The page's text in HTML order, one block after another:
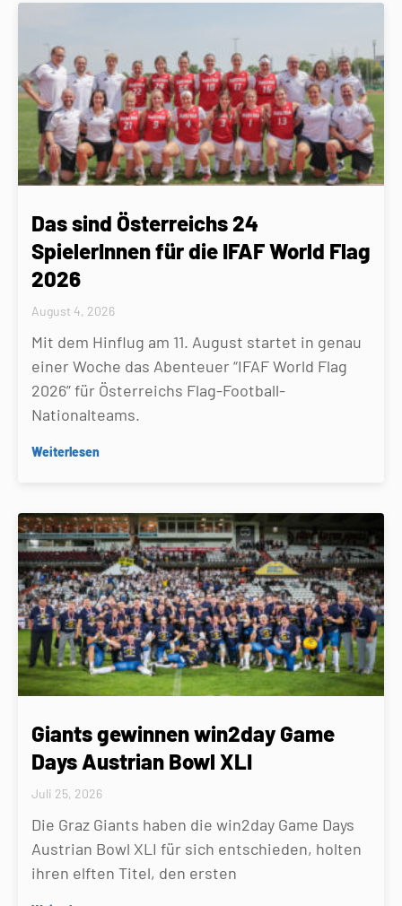
Das sind Österreichs 24
SpielerInnen für die IFAF World Flag
2026
August 4, 2026
Mit dem Hinflug am 11. August startet in genau
einer Woche das Abenteuer “IFAF World Flag
2026” für Österreichs Flag-Football-
Nationalteams.
Weiterlesen
Giants gewinnen win2day Game
Days Austrian Bowl XLI
Juli 25, 2026
Die Graz Giants haben die win2day Game Days
Austrian Bowl XLI für sich entschieden, holten
ihren elften Titel, den ersten